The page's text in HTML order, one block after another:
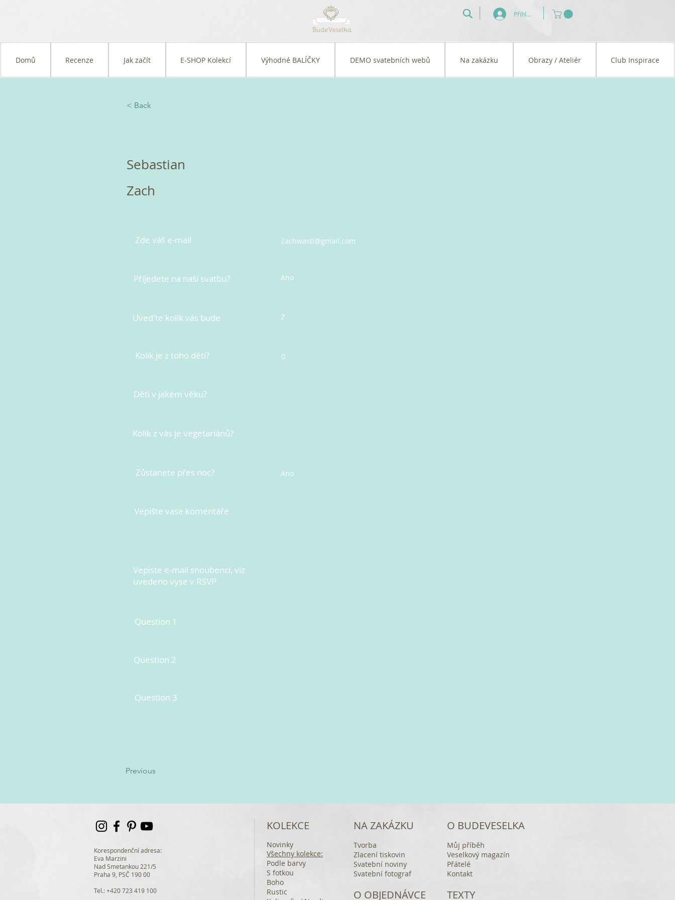
Přihlásit se
Domů Recenze Jak začít E-SHOP Kolekcí Výhodné BALÍČKY DEMO svatebních webů Na zakázku Obrazy / Ateliér Club Inspirace
< Back
Sebastian
Zach
Zde váš e-mail Zachwastl@gmail.com
Příjedete na naší svatbu? Ano
Uved'te kolik vás bude 2
Kolik je z toho děti? 0
Děti v jakém věku?
Kolik z vás je vegetariánů?
Zůstanete přes noc? Ano
Vepište vase komentáře
Vepiste e-mail snoubenci, viz
uvedeno vyse v RSVP
Question 1
Question 2
Question 3
Previous
Korespondenční adresa:
Eva Marzini
Nad Smetankou 221/5
Praha 9, PSČ 190 00
Tel.: +420 723 419 100
KOLEKCE
Novinky
Všechny kolekce:
Podle barvy
S fotkou
Boho
Rustic
NA ZAKÁZKU
Tvorba
Zlacení tiskovin
Svatební noviny
Svatební fotograf
O OBJEDNÁVCE
O BUDEVESELKA
Můj příběh
Veselkový magazín
Přátelé
Kontakt
TEXTY